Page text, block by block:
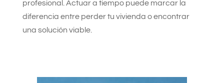
profesional. Actuar a tiempo puede marcar la
diferencia entre perder tu vivienda o encontrar
una solución viable.